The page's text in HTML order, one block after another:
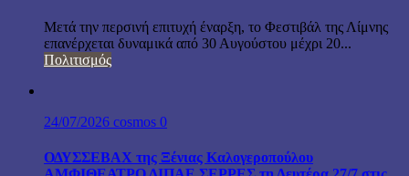
Μετά την περσινή επιτυχή έναρξη, το Φεστιβάλ της Λίμνης
επανέρχεται δυναμικά από 30 Αυγούστου μέχρι 20...
Πολιτισμός
24/07/2026 cosmos 0
ΟΔΥΣΣΕΒΑΧ της Ξένιας Καλογεροπούλου